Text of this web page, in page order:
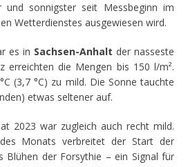
und sonnigster seit Messbeginn im
Wetterdienstes ausgewiesen wird.
es in Sachsen-Anhalt der nasseste
erreichten die Mengen bis 150 l/m².
(3,7 °C) zu mild. Die Sonne tauchte
etwas seltener auf.
2023 war zugleich auch recht mild.
Monats verbreitet der Start der
Blühen der Forsythie – ein Signal für